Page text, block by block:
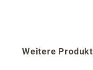
Produktgalerie
Weitere